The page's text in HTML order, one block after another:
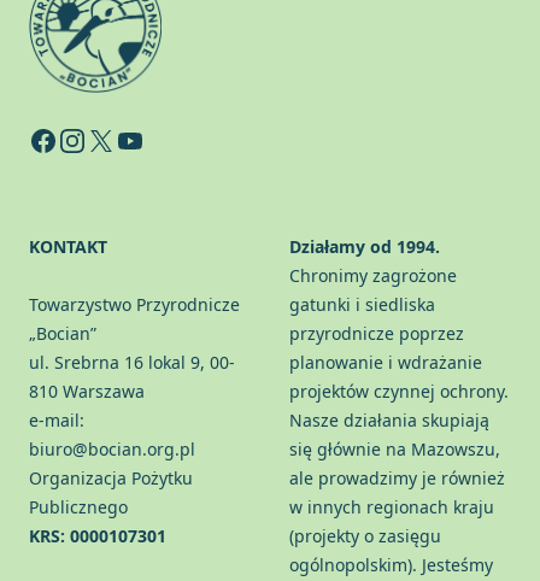
Facebook
Instagram
X YouTube
KONTAKT
Towarzystwo Przyrodnicze
„Bocian”
ul. Srebrna 16 lokal 9, 00-
810 Warszawa
e-mail:
biuro@bocian.org.pl
Organizacja Pożytku
Publicznego
KRS: 0000107301
Działamy od 1994.
Chronimy zagrożone
gatunki i siedliska
przyrodnicze poprzez
planowanie i wdrażanie
projektów czynnej ochrony.
Nasze działania skupiają
się głównie na Mazowszu,
ale prowadzimy je również
w innych regionach kraju
(projekty o zasięgu
ogólnopolskim). Jesteśmy